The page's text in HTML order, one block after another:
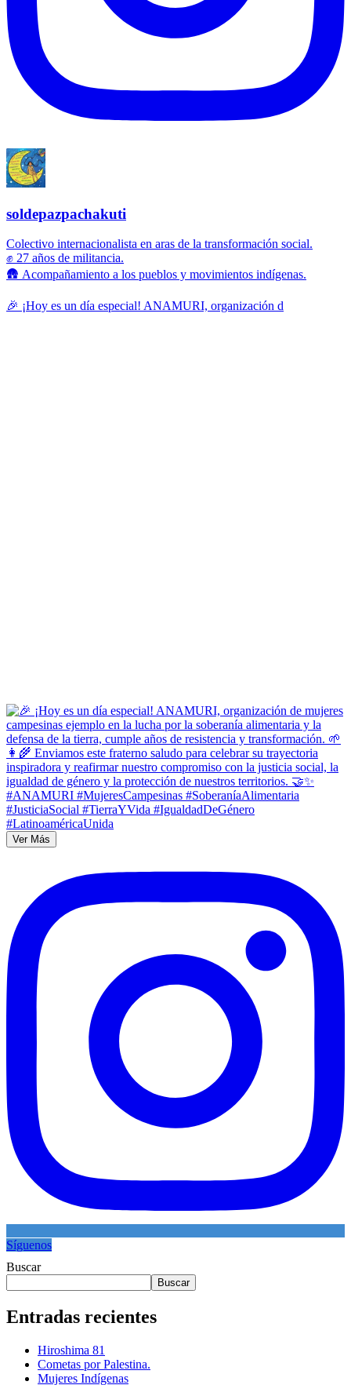
soldepazpachakuti
Colectivo internacionalista en aras de la transformación social.
✊ 27 años de militancia.
🛖 Acompañamiento a los pueblos y movimientos indígenas.
🎉 ¡Hoy es un día especial! ANAMURI, organización d
Ver Más
Síguenos
Buscar
Buscar
Entradas recientes
Hiroshima 81
Cometas por Palestina.
Mujeres Indígenas